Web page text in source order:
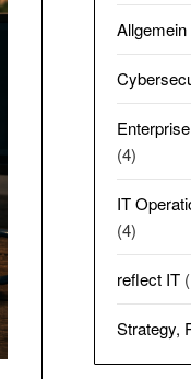
Allgemein
(4)
IT
(4)
reflect IT
Strategy,